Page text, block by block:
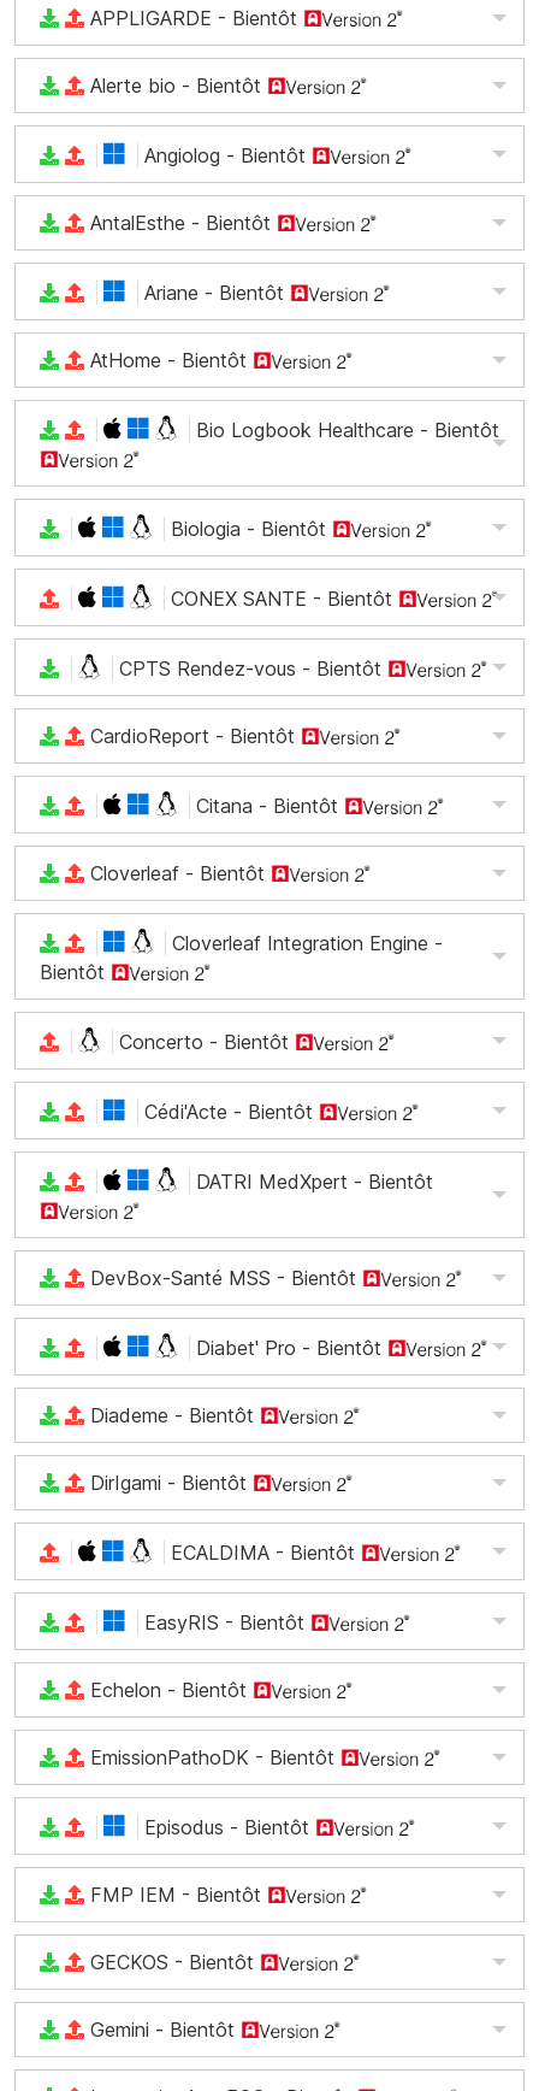
APPLIGARDE - Bientôt
Alerte bio - Bientôt
Angiolog - Bientôt
AntalEsthe - Bientôt
Ariane - Bientôt
AtHome - Bientôt
Bio Logbook Healthcare - Bientôt
Biologia - Bientôt
CONEX SANTE - Bientôt
CPTS Rendez-vous - Bientôt
CardioReport - Bientôt
Citana - Bientôt
Cloverleaf - Bientôt
Cloverleaf Integration Engine -
Bientôt
Concerto - Bientôt
Cédi'Acte - Bientôt
DATRI MedXpert - Bientôt
DevBox-Santé MSS - Bientôt
Diabet' Pro - Bientôt
Diademe - Bientôt
DirIgami - Bientôt
ECALDIMA - Bientôt
EasyRIS - Bientôt
Echelon - Bientôt
EmissionPathoDK - Bientôt
Episodus - Bientôt
FMP IEM - Bientôt
GECKOS - Bientôt
Gemini - Bientôt